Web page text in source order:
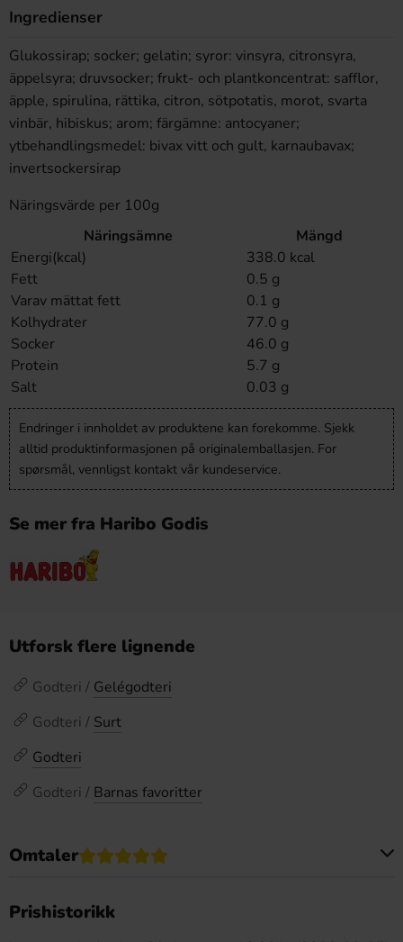
Ingredienser
Glukossirap; socker; gelatin; syror: vinsyra, citronsyra,
äppelsyra; druvsocker; frukt- och plantkoncentrat: safflor,
äpple, spirulina, rättika, citron, sötpotatis, morot, svarta
vinbär, hibiskus; arom; färgämne: antocyaner;
ytbehandlingsmedel: bivax vitt och gult, karnaubavax;
invertsockersirap
Näringsvärde per 100g
Näringsämne
Mängd
Energi(kcal)
338.0 kcal
Fett
0.5 g
Varav mättat fett
0.1 g
Kolhydrater
77.0 g
Socker
46.0 g
Protein
5.7 g
Salt
0.03 g
Endringer i innholdet av produktene kan forekomme. Sjekk
alltid produktinformasjonen på originalemballasjen. For
spørsmål, vennligst kontakt vår kundeservice.
Se mer fra Haribo Godis
Utforsk flere lignende
Godteri / Gelégodteri
Godteri / Surt
Godteri
Godteri / Barnas favoritter
Omtaler
Prishistorikk